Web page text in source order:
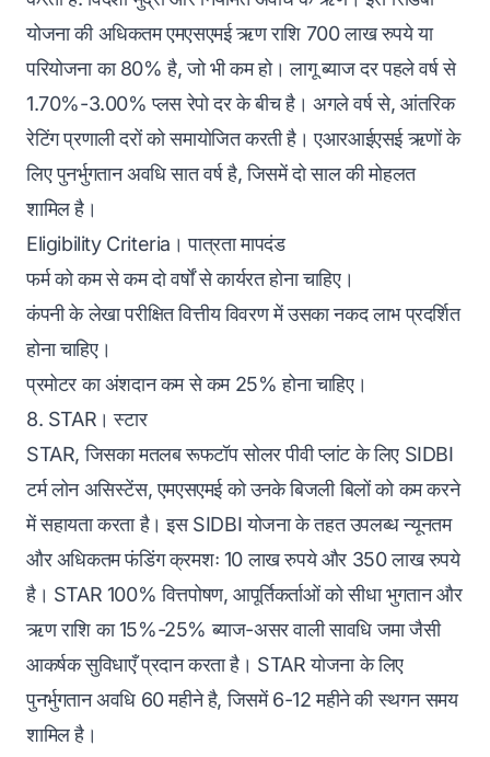
योजना की अधिकतम एमएसएमई ऋण राशि 700 लाख रुपये या
परियोजना का 80% है, जो भी कम हो। लागू ब्याज दर पहले वर्ष से
1.70%-3.00% प्लस रेपो दर के बीच है। अगले वर्ष से, आंतरिक
रेटिंग प्रणाली दरों को समायोजित करती है। एआरआईएसई ऋणों के
लिए पुनर्भुगतान अवधि सात वर्ष है, जिसमें दो साल की मोहलत
शामिल है।
Eligibility Criteria। पात्रता मापदंड
फर्म को कम से कम दो वर्षों से कार्यरत होना चाहिए।
कंपनी के लेखा परीक्षित वित्तीय विवरण में उसका नकद लाभ प्रदर्शित
होना चाहिए।
प्रमोटर का अंशदान कम से कम 25% होना चाहिए।
8. STAR। स्टार
STAR, जिसका मतलब रूफटॉप सोलर पीवी प्लांट के लिए SIDBI
टर्म लोन असिस्टेंस, एमएसएमई को उनके बिजली बिलों को कम करने
में सहायता करता है। इस SIDBI योजना के तहत उपलब्ध न्यूनतम
और अधिकतम फंडिंग क्रमशः 10 लाख रुपये और 350 लाख रुपये
है। STAR 100% वित्तपोषण, आपूर्तिकर्ताओं को सीधा भुगतान और
ऋण राशि का 15%-25% ब्याज-असर वाली सावधि जमा जैसी
आकर्षक सुविधाएँ प्रदान करता है। STAR योजना के लिए
पुनर्भुगतान अवधि 60 महीने है, जिसमें 6-12 महीने की स्थगन समय
शामिल है।